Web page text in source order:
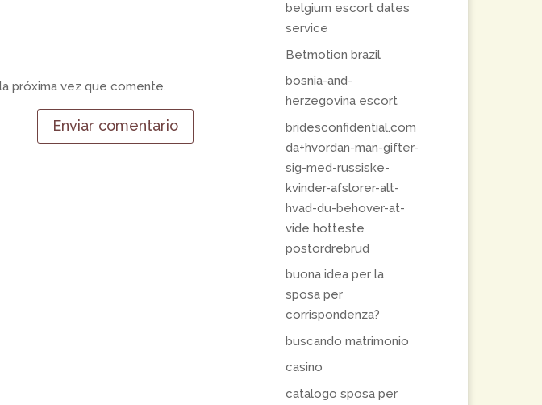
próxima vez que comente.
belgium escort dates
service
Betmotion brazil
bosnia-and-
herzegovina escort
bridesconfidential.com
da+hvordan-man-gifter-
sig-med-russiske-
kvinder-afslorer-alt-
hvad-du-behover-at-
vide hotteste
postordrebrud
buona idea per la
sposa per
corrispondenza?
buscando matrimonio
casino
catalogo sposa per